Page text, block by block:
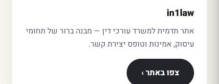
in1law
אתר תדמית למשרד עורכי דין — מבנה ברור של תחומי
עיסוק, אמינות וטופס יצירת קשר.
צפו באתר ›